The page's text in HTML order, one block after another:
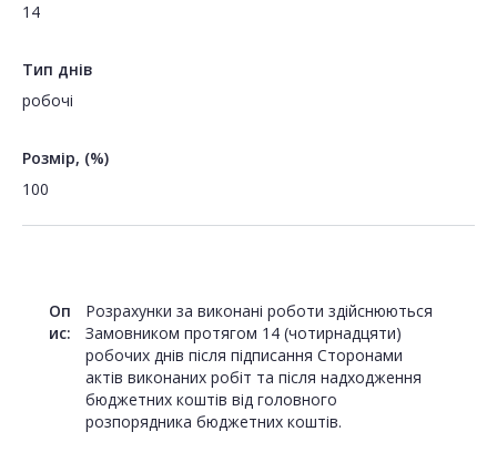
14
Тип днів
робочі
Розмір, (%)
100
Оп
ис:
Розрахунки за виконані роботи здійснюються
Замовником протягом 14 (чотирнадцяти)
робочих днів після підписання Сторонами
актів виконаних робіт та після надходження
бюджетних коштів від головного
розпорядника бюджетних коштів.